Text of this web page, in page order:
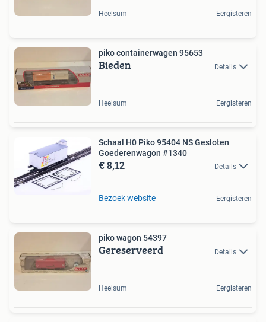
Heelsum Eergisteren
piko containerwagen 95653
Bieden Details
Heelsum Eergisteren
Schaal H0 Piko 95404 NS Gesloten
Goederenwagon #1340
€ 8,12 Details
Bezoek website Eergisteren
piko wagon 54397
Gereserveerd Details
Heelsum Eergisteren